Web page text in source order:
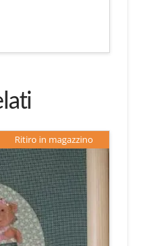
Ritiro in magazzino